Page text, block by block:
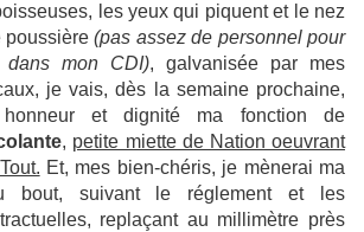
les yeux qui piquent et le nez
poussière(pas assez de personnel pour
mon CDI), galvanisée par mes
je vais, dès la semaine prochaine,
et dignité ma fonction de
, petite miette de Nation oeuvrant
Et, mes bien-chéris, je mènerai ma
bout, suivant le réglement et les
replaçant au millimètre près